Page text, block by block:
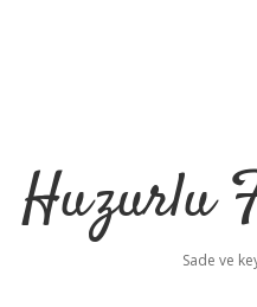
Huzurlu
Sade ve